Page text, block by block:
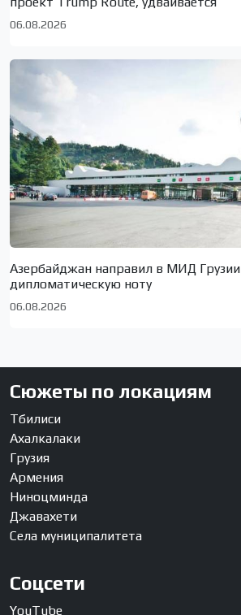
06.08.2026
Азербайджан направил в МИД Грузии
дипломатическую ноту
06.08.2026
Сюжеты по локациям
Тбилиси
Ахалкалаки
Грузия
Армения
Ниноцминда
Джавахети
Села муниципалитета
Соцсети
YouTube